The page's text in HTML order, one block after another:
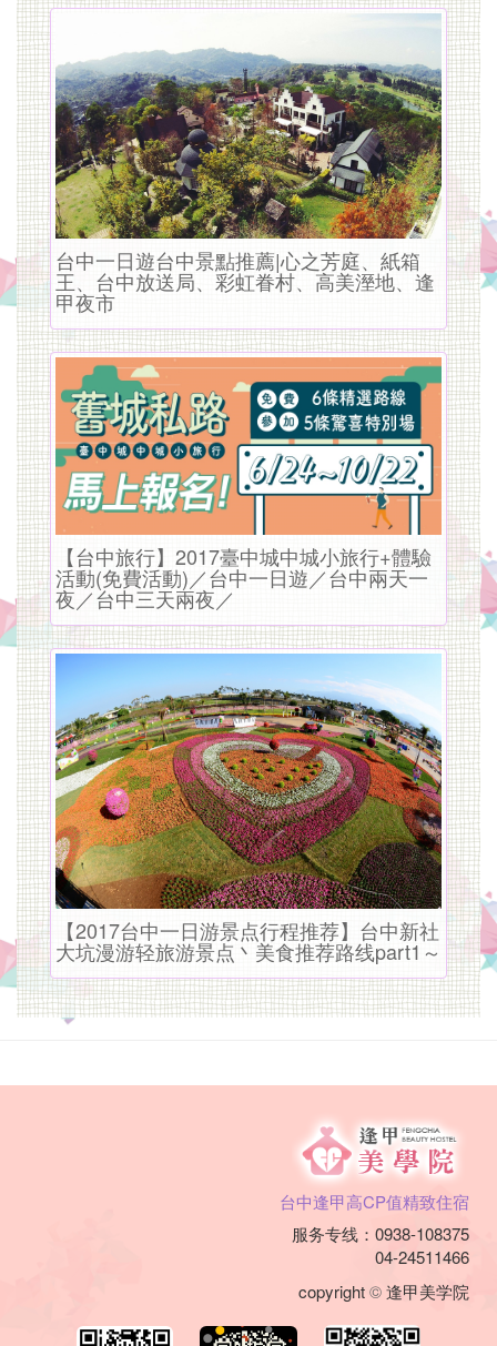
牌
交
通
方
便,
另
有
机
车
租
借
及
包
车
服
务,
绝
对
是
您
阖
家
旅
游、
台中一日遊台中景點推薦|心之芳庭、紙箱
王、台中放送局、彩虹眷村、高美溼地、逢
甲夜市
【台中旅行】2017臺中城中城小旅行+體驗
活動(免費活動)／台中一日遊／台中兩天一
夜／台中三天兩夜／
【2017台中一日游景点行程推荐】台中新社
大坑漫游轻旅游景点丶美食推荐路线part1～
台中逢甲高CP值精致住宿
服务专线：0938-108375
04-24511466
copyright©逢甲美学院